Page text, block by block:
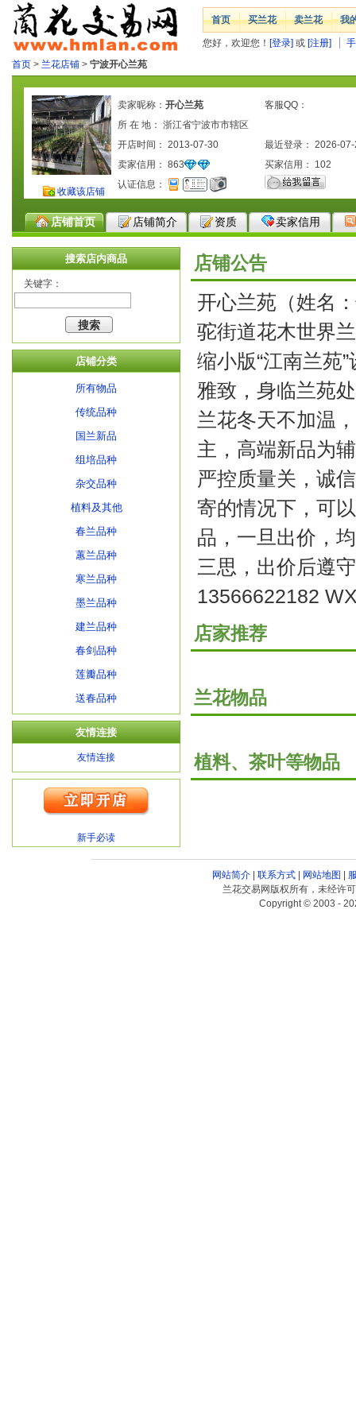
首页 买兰花 卖兰花 我
您好，欢迎您！ [登录] 或 [注册]
首页 > 兰花店铺 > 宁波开心兰苑
收藏该店铺
卖家昵称： 开心兰苑
客服QQ：
所 在 地： 浙江省宁波市市辖区
开店时间： 2013-07-30
最近登录： 2026-
卖家信用： 863 买家信用： 102
认证信息：
店铺首页 店铺简介 资质 卖家信用
搜索店内商品
关键字：
店铺分类
所有物品
传统品种
国兰新品
组培品种
杂交品种
植料及其他
春兰品种
蕙兰品种
寒兰品种
墨兰品种
建兰品种
春剑品种
莲瓣品种
送春品种
友情连接
友情连接
新手必读
店铺公告
开心兰苑（姓名
驼街道花木世界
缩小版“江南兰苑
雅致，身临兰苑
兰花冬天不加温
主，高端新品为
严控质量关，诚
寄的情况下，可
品，一旦出价，
三思，出价后遵
13566622182
店家推荐
兰花物品
植料、茶叶等物品
网站简介| 联系方式| 网站地图 |
兰花交易网版权所有，未经许
Copyright © 2003 -